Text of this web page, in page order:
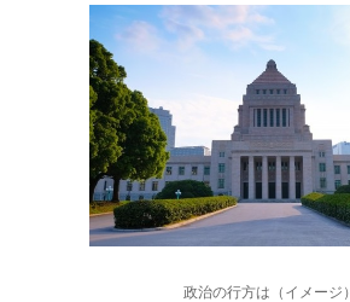
政治の行方は（イメージ）